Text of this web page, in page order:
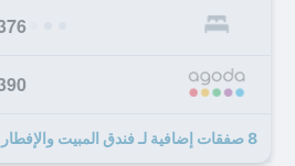
376
390
8 صفقات إضافية لـ فندق المبيت والإفطار أغريزيستو